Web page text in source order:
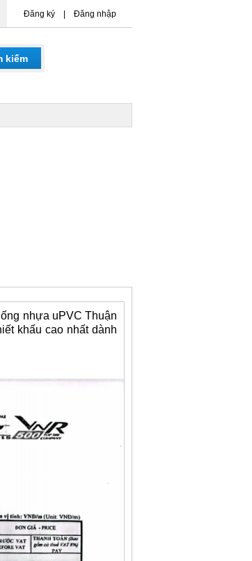
Đăng ký| Đăng nhập
nhựa uPVC Thuận
khấu cao nhất dành